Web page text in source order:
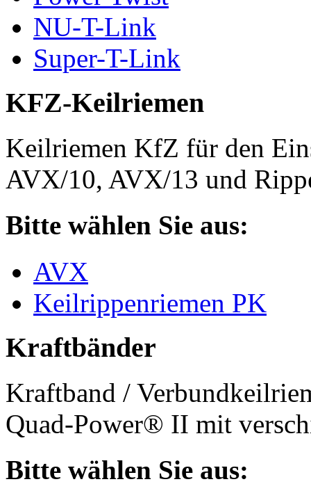
NU-T-Link
Super-T-Link
KFZ-Keilriemen
Keilriemen KfZ für den
AVX/10, AVX/13 und
Bitte wählen Sie aus:
AVX
Keilrippenriemen PK
Kraftbänder
Kraftband /
Quad-Power® II mit
Bitte wählen Sie aus: